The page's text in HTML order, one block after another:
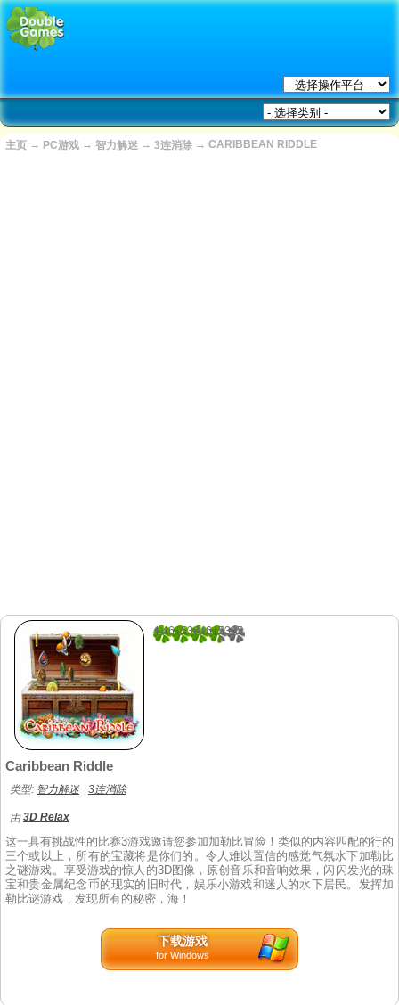
主页 → PC游戏 → 智力解迷 → 3连消除 → CARIBBEAN RIDDLE
4.4615384615385
Caribbean Riddle
类型: 智力解迷 3连消除
由3D Relax
这一具有挑战性的比赛3游戏邀请您参加加勒比冒险！类似的内容匹配的行的
三个或以上，所有的宝藏将是你们的。令人难以置信的感觉气氛水下加勒比
之谜游戏。享受游戏的惊人的3D图像，原创音乐和音响效果，闪闪发光的珠
宝和贵金属纪念币的现实的旧时代，娱乐小游戏和迷人的水下居民。发挥加
勒比谜游戏，发现所有的秘密，海！
下载游戏
for Windows